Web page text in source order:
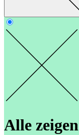
Alle zeigen